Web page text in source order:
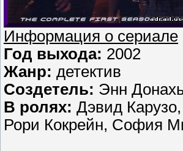
Информация о сериале
Год выхода: 2002
Жанр: детектив
Создетель: Энн
В ролях: Дэвид
Рори Кокрейн, София